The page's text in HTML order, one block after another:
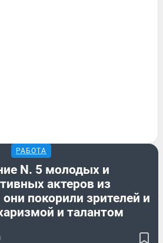
РАБОТА
N. 5 молодых и
актеров из
покорили зрителей и
и талантом